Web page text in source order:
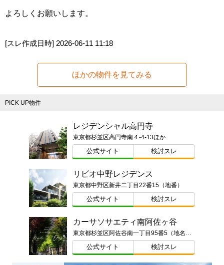
よろしくお願いします。
[スレ作成日時] 2026-06-11 11:18
ほかの物件を見てみる
PICK UP物件
レジデンシャル高円寺
東京都杉並区高円寺南４-4-13ほか
公式サイト 検討スレ
リビオ中野レジデンス
東京都中野区新井二丁目22番15（地番）
公式サイト 検討スレ
カーサソサエティ南阿佐ヶ谷
東京都杉並区阿佐谷南一丁目95番5（地名・地番）東京都杉並区阿佐谷南一丁目13番（以下未定）
公式サイト 検討スレ